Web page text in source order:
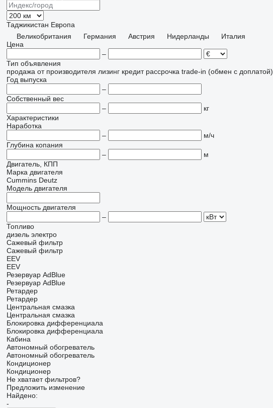
Таджикистан Европа
Великобритания
Германия Австрия Нидерланды
Италия
Цена
–
Тип объявления
продажа от производителя лизинг кредит рассрочка trade-in (обмен с доплатой)
Год выпуска
–
Собственный вес
–
кг
Характеристики
Наработка
–
м/ч
Глубина копания
–
м
Двигатель, КПП
Марка двигателя
Cummins Deutz
Модель двигателя
Мощность двигателя
–
Топливо
дизель электро
Сажевый фильтр
Сажевый фильтр
EEV
EEV
Резервуар AdBlue
Резервуар AdBlue
Ретардер
Ретардер
Центральная смазка
Центральная смазка
Блокировка дифференциала
Блокировка дифференциала
Кабина
Автономный обогреватель
Автономный обогреватель
Кондиционер
Кондиционер
Не хватает фильтров?
Предложить изменение
Найдено:
-